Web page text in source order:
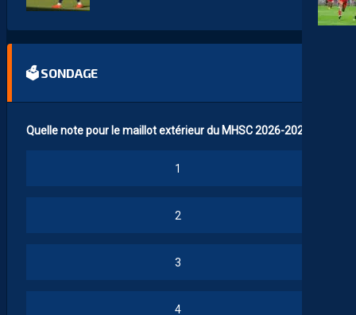
🗳 SONDAGE
Quelle note pour le maillot extérieur du MHSC 2026-2027 ?
1
2
3
4